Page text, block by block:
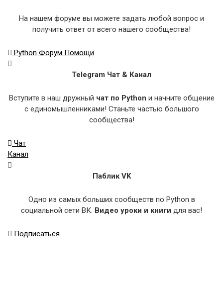
На нашем форуме вы можете задать любой вопрос и
получить ответ от всего нашего сообщества!
Python Форум Помощи
Telegram Чат & Канал
Вступите в наш дружный чат по Python и начните общение
с единомышленниками! Станьте частью большого
сообщества!
Чат
Канал
Паблик VK
Одно из самых больших сообществ по Python в
социальной сети ВК. Видео уроки и книги для вас!
Подписаться